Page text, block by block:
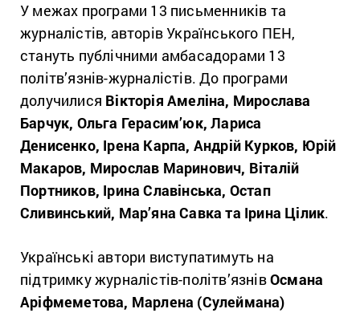
У межах програми 13 письменників та
журналістів, авторів Українського ПЕН,
стануть публічними амбасадорами 13
політв’язнів-журналістів. До програми
долучилися Вікторія Амеліна, Мирослава
Барчук, Ольга Герасим’юк, Лариса
Денисенко, Ірена Карпа, Андрій Курков, Юрій
Макаров, Мирослав Маринович, Віталій
Портников, Ірина Славінська, Остап
Сливинський, Мар’яна Савка та Ірина Цілик.
Українські автори виступатимуть на
підтримку журналістів-політв’язнівОсмана
Аріфмеметова, Марлена (Сулеймана)